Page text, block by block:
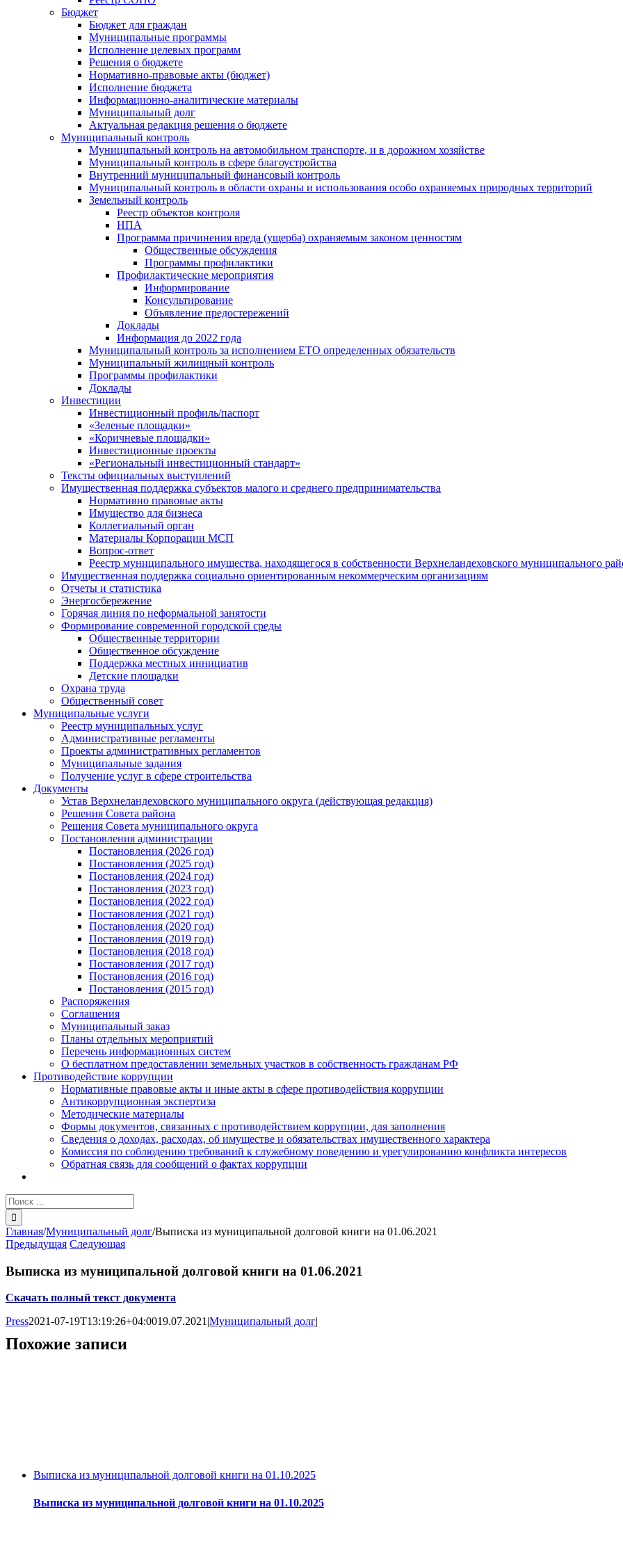
Бюджет
Бюджет для граждан
Муниципальные программы
Исполнение целевых программ
Решения о бюджете
Нормативно-правовые акты (бюджет)
Исполнение бюджета
Информационно-аналитические материалы
Муниципальный долг
Актуальная редакция решения о бюджете
Муниципальный контроль
Муниципальный контроль на автомобильном транспорте, и в дорожном хозяйстве
Муниципальный контроль в сфере благоустройства
Внутренний муниципальный финансовый контроль
Муниципальный контроль в области охраны и использования особо охраняемых природных территорий
Земельный контроль
Реестр объектов контроля
НПА
Программа причинения вреда (ущерба) охраняемым законом ценностям
Общественные обсуждения
Программы профилактики
Профилактические мероприятия
Информирование
Консультирование
Объявление предостережений
Доклады
Информация до 2022 года
Муниципальный контроль за исполнением ЕТО определенных обязательств
Муниципальный жилищный контроль
Программы профилактики
Доклады
Инвестиции
Инвестиционный профиль/паспорт
«Зеленые площадки»
«Коричневые площадки»
Инвестиционные проекты
«Региональный инвестиционный стандарт»
Тексты официальных выступлений
Имущественная поддержка субъектов малого и среднего предпринимательства
Нормативно правовые акты
Имущество для бизнеса
Коллегиальный орган
Материалы Корпорации МСП
Вопрос-ответ
Реестр муниципального имущества, находящегося в собственности Верхнеландеховского муниципального
Имущественная поддержка социально ориентированным некоммерческим организациям
Отчеты и статистика
Энергосбережение
Горячая линия по неформальной занятости
Формирование современной городской среды
Общественные территории
Общественное обсуждение
Поддержка местных иннициатив
Детские площадки
Охрана труда
Общественный совет
Муниципальные услуги
Реестр муниципальных услуг
Административные регламенты
Проекты административных регламентов
Муниципальные задания
Получение услуг в сфере строительства
Документы
Устав Верхнеландеховского муниципального округа (действующая редакция)
Решения Совета района
Решения Совета муниципального округа
Постановления администрации
Постановления (2026 год)
Постановления (2025 год)
Постановления (2024 год)
Постановления (2023 год)
Постановления (2022 год)
Постановления (2021 год)
Постановления (2020 год)
Постановления (2019 год)
Постановления (2018 год)
Постановления (2017 год)
Постановления (2016 год)
Постановления (2015 год)
Распоряжения
Соглашения
Муниципальный заказ
Планы отдельных мероприятий
Перечень информационных систем
О бесплатном предоставлении земельных участков в собственность гражданам РФ
Противодействие коррупции
Нормативные правовые акты и иные акты в сфере противодействия коррупции
Антикоррупционная экспертиза
Методические материалы
Формы документов, связанных с противодействием коррупции, для заполнения
Сведения о доходах, расходах, об имуществе и обязательствах имущественного характера
Комиссия по соблюдению требований к служебному поведению и урегулированию конфликта интересов
Обратная связь для сообщений о фактах коррупции
Результат
поиска:
Главная/Муниципальный долг/Выписка из муниципальной долговой книги на 01.06.2021
Предыдущая Следующая
Выписка из муниципальной долговой книги на 01.06.2021
Скачать полный текст документа
Press2021-07-19T13:19:26+04:0019.07.2021|Муниципальный долг|
Похожие записи
Выписка из муниципальной долговой книги на 01.10.2025
Выписка из муниципальной долговой книги на 01.10.2025